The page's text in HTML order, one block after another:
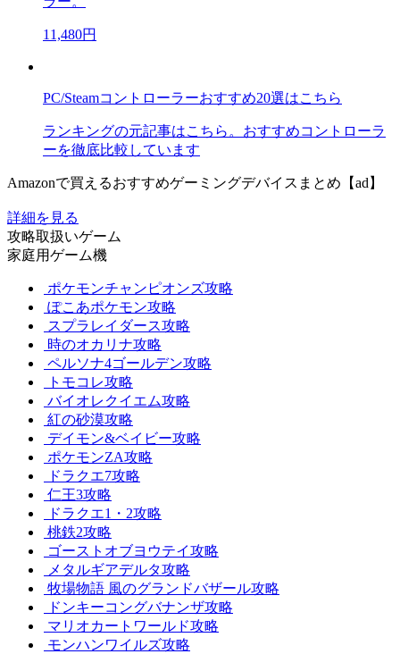
11,480円
PC/Steamコントローラーおすすめ20選はこちら
ランキングの元記事はこちら。おすすめコントローラ
ーを徹底比較しています
Amazonで買えるおすすめゲーミングデバイスまとめ【ad】
詳細を見る
攻略取扱いゲーム
家庭用ゲーム機
ポケモンチャンピオンズ攻略
ぽこあポケモン攻略
スプラレイダース攻略
時のオカリナ攻略
ペルソナ4ゴールデン攻略
トモコレ攻略
バイオレクイエム攻略
紅の砂漠攻略
デイモン&ベイビー攻略
ポケモンZA攻略
ドラクエ7攻略
仁王3攻略
ドラクエ1・2攻略
桃鉄2攻略
ゴーストオブヨウテイ攻略
メタルギアデルタ攻略
牧場物語 風のグランドバザール攻略
ドンキーコングバナンザ攻略
マリオカートワールド攻略
モンハンワイルズ攻略